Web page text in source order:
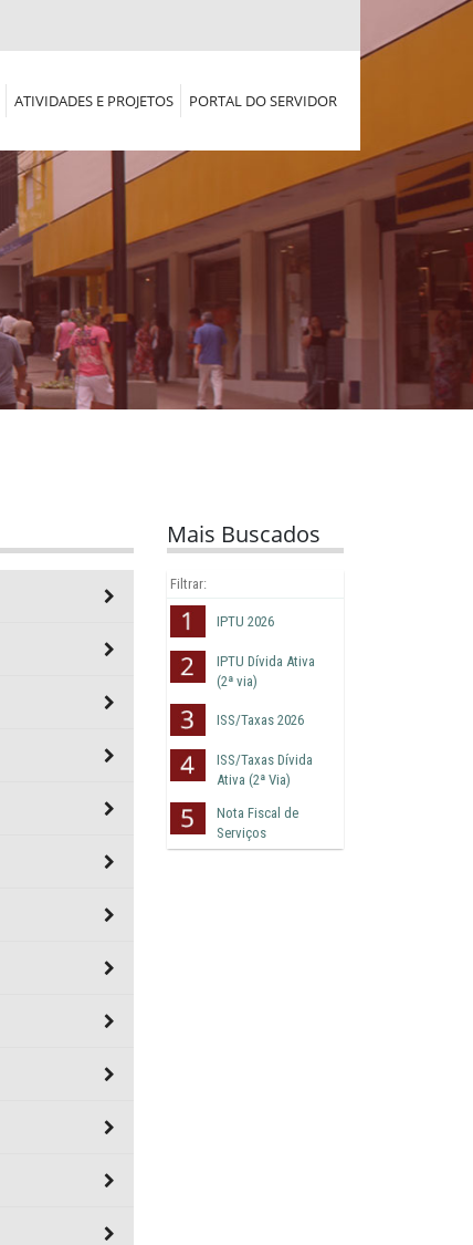
ATIVIDADES E PROJETOS PORTAL DO SERVIDOR
Mais Buscados
IPTU 2026
IPTU Dívida Ativa
(2ª via)
ISS/Taxas 2026
ISS/Taxas Dívida
Ativa (2ª Via)
Nota Fiscal de
Serviços